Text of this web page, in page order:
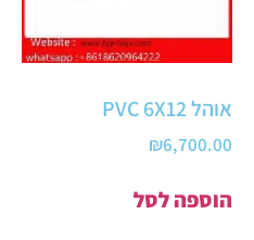
אוהל PVC 6X12
₪6,700.00
הוספה לסל